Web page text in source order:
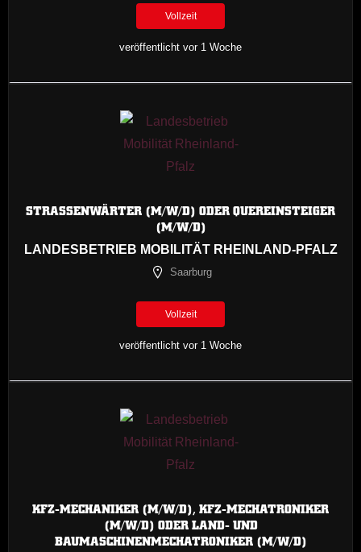
Vollzeit
veröffentlicht vor 1 Woche
STRASSENWÄRTER (M/W/D) ODER QUEREINSTEIGER (
M/W/D)
LANDESBETRIEB MOBILITÄT RHEINLAND-PFALZ
Saarburg
Vollzeit
veröffentlicht vor 1 Woche
KFZ-MECHANIKER (M/W/D), KFZ-MECHATRONIKER
(M/W/D) ODER LAND- UND
BAUMASCHINENMECHATRONIKER (M/W/D)